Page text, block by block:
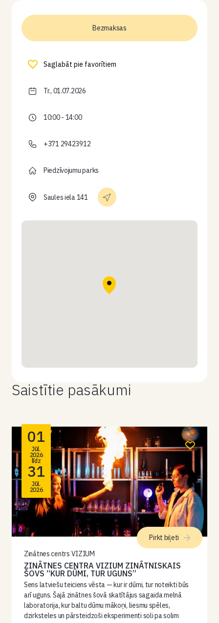
Bezmaksas
Saglabāt pie favorītiem
Tr., 01.07.2026
10:00 - 14:00
+371 29423912
Piedzīvojumu parks
Saules iela 141
Saistītie pasākumi
01
Jūl.
2026
līdz
31
Jūl.
2026
Zinātnes centrs VIZIUM
ZINĀTNES CENTRA VIZIUM ZINĀTNISKAIS
ŠOVS “KUR DŪMI, TUR UGUNS”
Sens latviešu teiciens vēsta — kur ir dūmi, tur noteikti būs
arī uguns. Šajā zinātnes šovā skatītājus sagaida melnā
laboratorija, kur baltu dūmu mākoņi, liesmu spēles,
dzirksteles un pārsteidzoši eksperimenti soli pa solim
Pirkt biļeti